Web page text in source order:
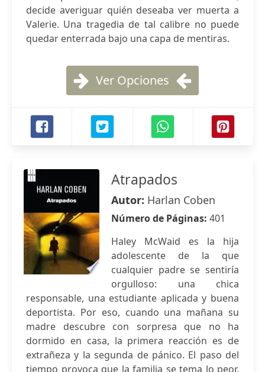
decide averiguar quién deseaba ver muerta a
Valerie. Una tragedia de tal calibre no puede
quedar enterrada bajo una capa de mentiras.
Ver Opciones
Atrapados
Autor: Harlan Coben
Número de Páginas: 401
Haley McWaid es la hija
adolescente de la que
cualquier padre se sentiría
orgulloso: una chica
responsable, una estudiante aplicada y buena
deportista. Por eso, cuando una mañana su
madre descubre con sorpresa que no ha
dormido en casa, la primera reacción es de
extrañeza y la segunda de pánico. El paso del
tiempo provoca que la familia se tema lo peor.